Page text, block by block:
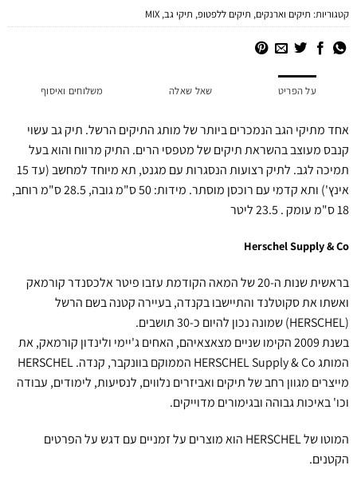
קטגוריות:תיקים וארנקים,תיקים ללפטופ,תיקי גב,
MIX
על הפריט שאל שאלה משלוחים ואיסוף
אחד מתיקי הגב הנמכרים ביותר של מותג התיקים הרשל. תיק גב עשוי
קנבס מעוצב בהשראת תיקים של מטפסי הרים. התיק מרווח והוא בעל
תמיכה לגב. לתיק רצועות הנסגרות עם מגנט, תא מיוחד למחשב (עד 15
אינץ') ותא קדמי עם רוכסן מוסתר. מידות: 50 ס"מ גובה, 28.5 ס"מ רוחב,
18 ס"מ עומק . 23.5 ליטר
Herschel Supply & Co
בראשית שנות ה-20 של המאה הקודמת עזבו פיטר אלכסנדר קורמאק
ואשתו את סקוטלנד והתיישבו בקנדה, בעיירה קטנה בשם הרשל
בשנת 2009 הקימו שניים מצאצאיהם, האחים ג'יימי ולינדון קורמאק, את
המותג HERSCHEL Supply & Co הממוקם בוונקבר, קנדה. HERSCHEL
מייצרים מגוון רחב של תיקים ואביזרים נלווים, לנסיעות, לימודים, עבודה
וכו' באיכות גבוהה ובגימורים מדוייקים.
המוטו של HERSCHEL הוא מוצרים על זמניים עם דגש על הפרטים
הקטנים.